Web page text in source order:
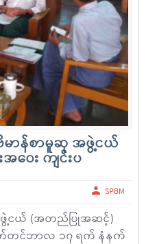
မာန်စာမူဆု အဖွဲ့ငယ်
ေး ကျင်းပ
SPBM
ငယ် (အတည်ပြုအဆင့်)
က်တင်ဘာလ ၁၇ ရက် နံနက်